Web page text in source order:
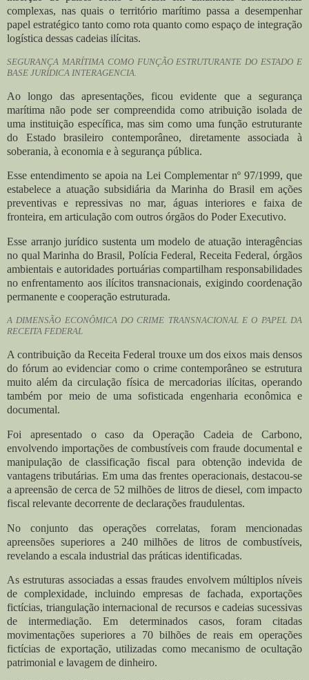
complexas, nas quais o território marítimo passa a desempenhar
papel estratégico tanto como rota quanto como espaço de integração
logística dessas cadeias ilícitas.
SEGURANÇA MARÍTIMA COMO FUNÇÃO ESTRUTURANTE DO ESTADO E
BASE JURÍDICA INTERAGENCIA.
Ao longo das apresentações, ficou evidente que a segurança
marítima não pode ser compreendida como atribuição isolada de
uma instituição específica, mas sim como uma função estruturante
do Estado brasileiro contemporâneo, diretamente associada à
soberania, à economia e à segurança pública.
Esse entendimento se apoia na Lei Complementar nº 97/1999, que
estabelece a atuação subsidiária da Marinha do Brasil em ações
preventivas e repressivas no mar, águas interiores e faixa de
fronteira, em articulação com outros órgãos do Poder Executivo.
Esse arranjo jurídico sustenta um modelo de atuação interagências
no qual Marinha do Brasil, Polícia Federal, Receita Federal, órgãos
ambientais e autoridades portuárias compartilham responsabilidades
no enfrentamento aos ilícitos transnacionais, exigindo coordenação
permanente e cooperação estruturada.
A DIMENSÃO ECONÔMICA DO CRIME TRANSNACIONAL E O PAPEL DA
RECEITA FEDERAL
A contribuição da Receita Federal trouxe um dos eixos mais densos
do fórum ao evidenciar como o crime contemporâneo se estrutura
muito além da circulação física de mercadorias ilícitas, operando
também por meio de uma sofisticada engenharia econômica e
documental.
Foi apresentado o caso da Operação Cadeia de Carbono,
envolvendo importações de combustíveis com fraude documental e
manipulação de classificação fiscal para obtenção indevida de
vantagens tributárias. Em uma das frentes operacionais, destacou-se
a apreensão de cerca de 52 milhões de litros de diesel, com impacto
fiscal relevante decorrente de declarações fraudulentas.
No conjunto das operações correlatas, foram mencionadas
apreensões superiores a 240 milhões de litros de combustíveis,
revelando a escala industrial das práticas identificadas.
As estruturas associadas a essas fraudes envolvem múltiplos níveis
de complexidade, incluindo empresas de fachada, exportações
fictícias, triangulação internacional de recursos e cadeias sucessivas
de intermediação. Em determinados casos, foram citadas
movimentações superiores a 70 bilhões de reais em operações
fictícias de exportação, utilizadas como mecanismo de ocultação
patrimonial e lavagem de dinheiro.